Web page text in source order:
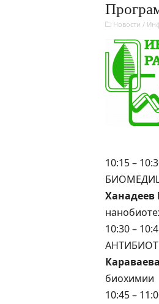
Новости /
10:15 –
10:30 –
биохимии
10:45 –